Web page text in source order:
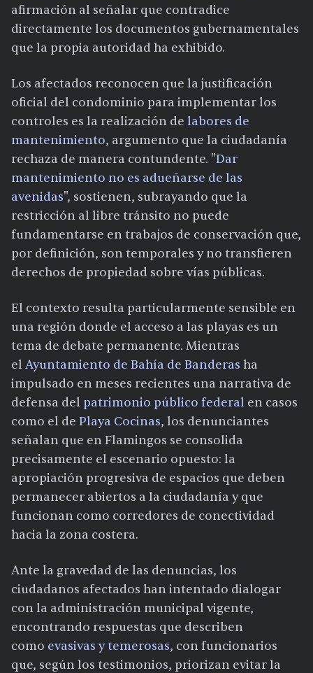
afirmación al señalar que contradice
directamente los documentos gubernamentales
que la propia autoridad ha exhibido.
Los afectados reconocen que la justificación
oficial del condominio para implementar los
controles es la realización de labores de
mantenimiento, argumento que la ciudadanía
rechaza de manera contundente. "Dar
mantenimiento no es adueñarse de las
avenidas", sostienen, subrayando que la
restricción al libre tránsito no puede
fundamentarse en trabajos de conservación que,
por definición, son temporales y no transfieren
derechos de propiedad sobre vías públicas.
El contexto resulta particularmente sensible en
una región donde el acceso a las playas es un
tema de debate permanente. Mientras
el Ayuntamiento de Bahía de Banderas ha
impulsado en meses recientes una narrativa de
defensa del patrimonio público federal en casos
como el de Playa Cocinas, los denunciantes
señalan que en Flamingos se consolida
precisamente el escenario opuesto: la
apropiación progresiva de espacios que deben
permanecer abiertos a la ciudadanía y que
funcionan como corredores de conectividad
hacia la zona costera.
Ante la gravedad de las denuncias, los
ciudadanos afectados han intentado dialogar
con la administración municipal vigente,
encontrando respuestas que describen
como evasivas y temerosas, con funcionarios
que, según los testimonios, priorizan evitar la